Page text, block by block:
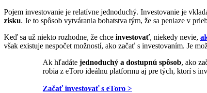
Pojem investovanie je relatívne jednoduchý. Investovanie je
zisku. Je to spôsob vytvárania bohatstva tým, že sa peniaze v
Keď sa už niekto rozhodne, že chce investovať, niekedy nevie,
však existuje nespočet možností, ako začať s investovaním. Je
Ak hľadáte jednoduchý a dostupnú spôsob, ako
robia z eToro ideálnu platformu aj pre tých, ktorí s
Začať investovať s eToro >